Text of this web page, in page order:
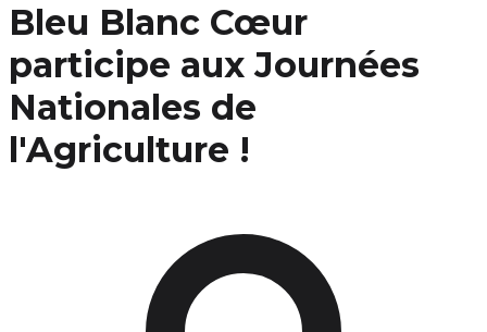
Bleu Blanc Cœur
participe aux Journées
Nationales de
l'Agriculture !